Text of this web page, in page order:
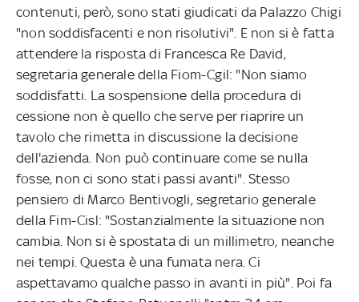
contenuti, però, sono stati giudicati da Palazzo Chigi
"non soddisfacenti e non risolutivi". E non si è fatta
attendere la risposta di Francesca Re David,
segretaria generale della Fiom-Cgil: "Non siamo
soddisfatti. La sospensione della procedura di
cessione non è quello che serve per riaprire un
tavolo che rimetta in discussione la decisione
dell'azienda. Non può continuare come se nulla
fosse, non ci sono stati passi avanti". Stesso
pensiero di Marco Bentivogli, segretario generale
della Fim-Cisl: "Sostanzialmente la situazione non
cambia. Non si è spostata di un millimetro, neanche
nei tempi. Questa è una fumata nera. Ci
aspettavamo qualche passo in avanti in più". Poi fa